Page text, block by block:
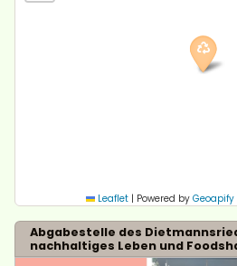
Leaflet | Powered by Geoapify
Abgabestelle des
nachhaltiges Leben und